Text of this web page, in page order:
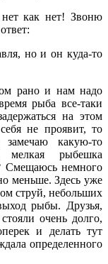
как нет! Звоню
но и он куда-то
рано и нам надо
рыба все-таки
на этом
не проявит, то
какую-то
мелкая рыбешка
Смещаюсь немного
меньше. Здесь уже
струй, небольших
рыбы. Друзья,
очень долго,
и делать тут
определенного